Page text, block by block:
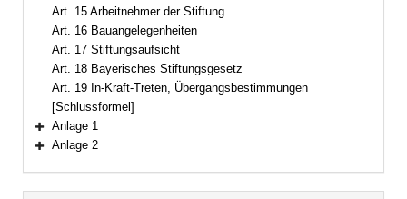
Art. 15 Arbeitnehmer der Stiftung
Art. 16 Bauangelegenheiten
Art. 17 Stiftungsaufsicht
Art. 18 Bayerisches Stiftungsgesetz
Art. 19 In-Kraft-Treten, Übergangsbestimmungen
[Schlussformel]
Bereich erweitern
Anlage 1
Anlage 2